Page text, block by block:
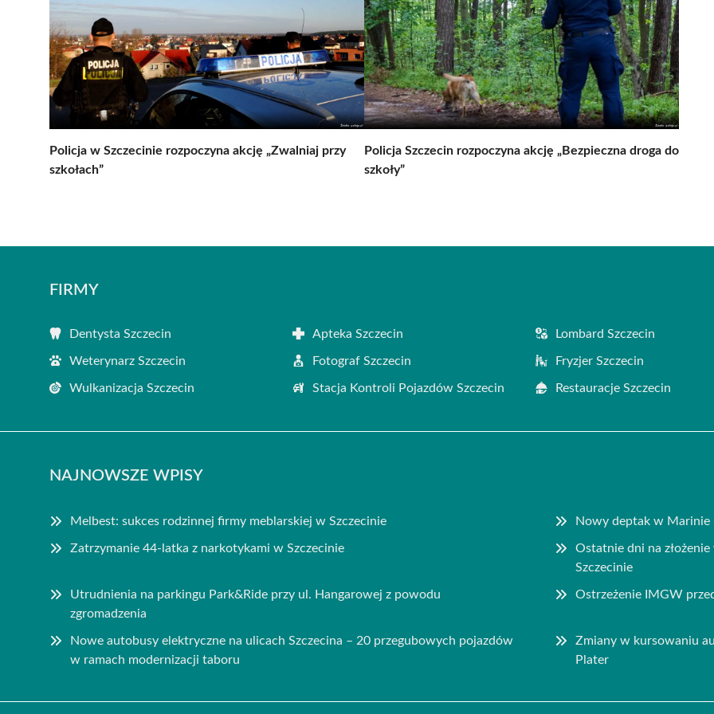
Policja w Szczecinie rozpoczyna akcję „Zwalniaj przy
szkołach”
Policja Szczecin rozpoczyna akcję „Bezpieczna droga do
szkoły”
FIRMY
Dentysta Szczecin Apteka Szczecin Lombard Szczecin
Weterynarz Szczecin Fotograf Szczecin Fryzjer Szczecin
Wulkanizacja Szczecin Stacja Kontroli Pojazdów Szczecin Restauracje Szczecin
NAJNOWSZE WPISY
Melbest: sukces rodzinnej firmy meblarskiej w Szczecinie Nowy deptak w Marinie
Zatrzymanie 44-latka z narkotykami w Szczecinie
Ostatnie dni na
Szczecinie
Utrudnienia na parkingu Park&Ride przy ul. Hangarowej z powodu
zgromadzenia
Ostrzeżenie IMGW
Nowe autobusy elektryczne na ulicach Szczecina – 20 przegubowych pojazdów
w ramach modernizacji taboru
Zmiany w kursowaniu
Plater